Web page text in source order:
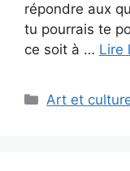
répondre aux
tu pourrais te
ce soit à … Lire
Catégories
Art et